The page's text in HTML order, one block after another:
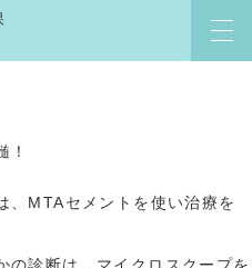
コラム
！
、MTAセメントを使い治療を